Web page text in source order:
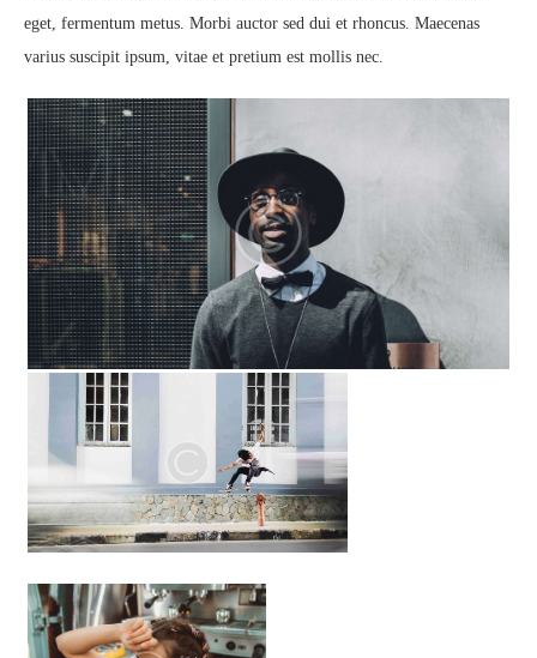
eget, fermentum metus. Morbi auctor sed dui et rhoncus. Maecenas
varius suscipit ipsum, vitae et pretium est mollis nec.